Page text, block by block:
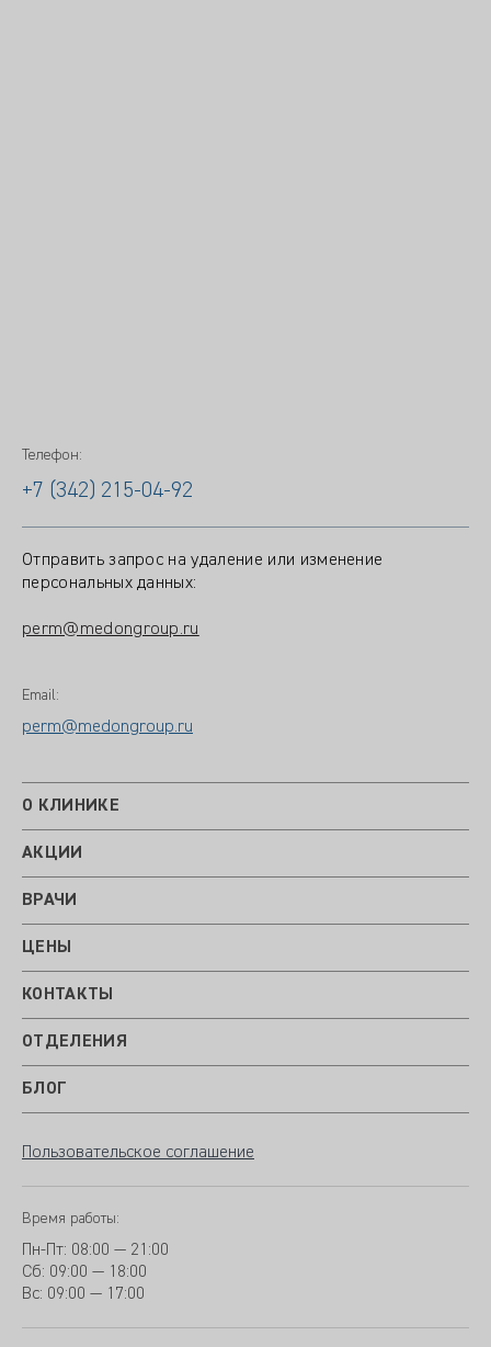
Телефон:
+7 (342) 215-04-92
Отправить запрос на удаление или изменение
персональных данных:
perm@medongroup.ru
Email:
perm@medongroup.ru
О КЛИНИКЕ
АКЦИИ
ВРАЧИ
ЦЕНЫ
КОНТАКТЫ
ОТДЕЛЕНИЯ
БЛОГ
Пользовательское соглашение
Время работы:
Пн-Пт: 08:00 — 21:00
Сб: 09:00 — 18:00
Вс: 09:00 — 17:00